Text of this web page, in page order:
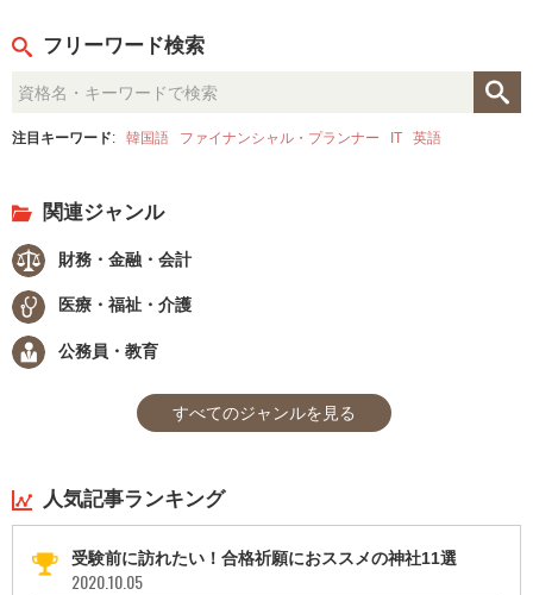
フリーワード検索
注目キーワード: 韓国語 ファイナンシャル・プランナー IT 英語
関連ジャンル
財務・金融・会計
医療・福祉・介護
公務員・教育
すべてのジャンルを見る
人気記事ランキング
受験前に訪れたい！合格祈願におススメの神社11選
2020.10.05